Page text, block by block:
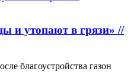
и утопают в грязи» //
благоустройства газон